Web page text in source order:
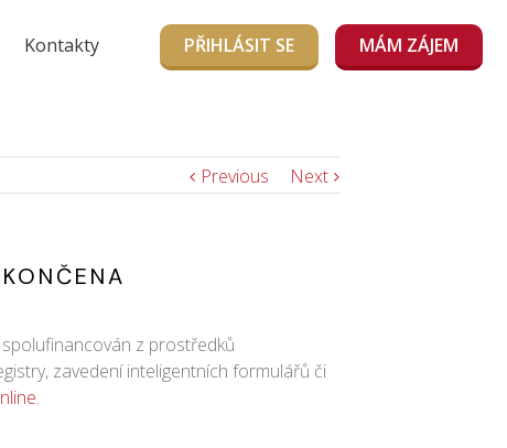
Kontakty PŘIHLÁSIT SE MÁM ZÁJEM
Previous Next
z prostředků
zavedení inteligentních formulářů či
.